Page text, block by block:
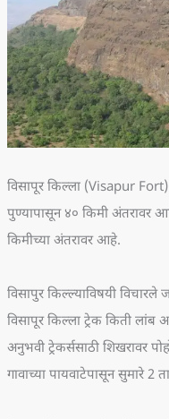
विसापूर किल्ला (Visapur Fort)
पुण्यापासून ४० किमी अंतरावर
किमीच्या अंतरावर आहे.
विसापुर किल्ल्याविषयी
विसापूर किल्ला ट्रेक किती लांब
अनुभवी ट्रेकर्ससाठी शिखरावर
गावाच्या पायवाटेपासून सुमारे 2